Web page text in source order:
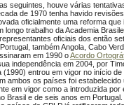
seguintes, houve várias
de 1970 tenha havido
oficialmente uma reforma
longo trabalho da Academia
oficiais dos então
também Angola, Cabo
em 1990 oAcordo
independência em 2004, por
(1990) entrou em vigor no início
ambos os países foi
em vigor como a introduzida
Brasil e de seis anos em